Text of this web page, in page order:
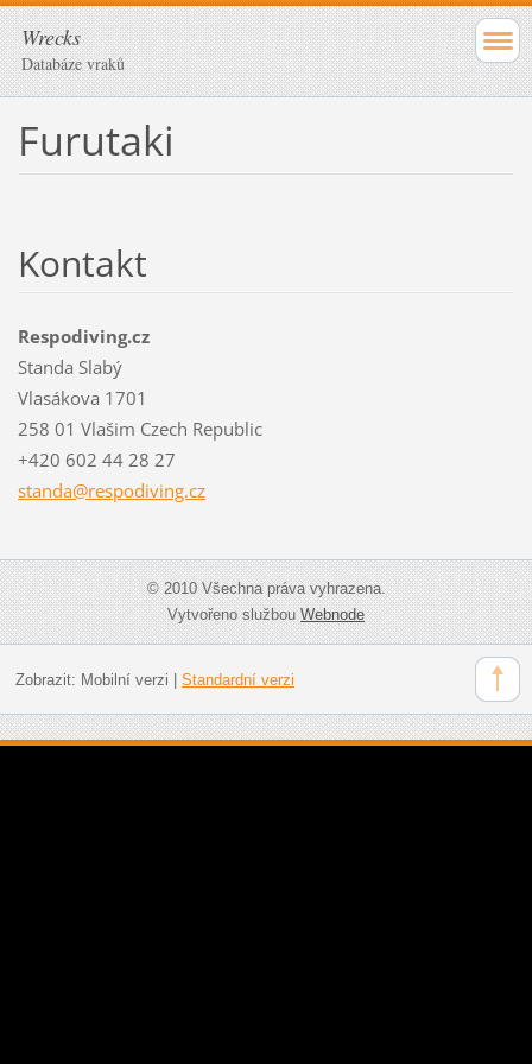
Wrecks
Databáze vraků
Furutaki
Kontakt
Respodiving.cz
Standa Slabý
Vlasákova 1701
258 01 Vlašim Czech Republic
+420 602 44 28 27
standa@respodiving.cz
© 2010 Všechna práva vyhrazena.
Vytvořeno službouWebnode
Zobrazit: Mobilní verzi Standardní verzi